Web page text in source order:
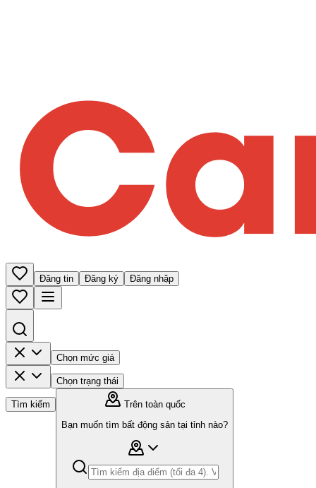
Đăng tin Đăng ký Đăng nhập
Chọn mức giá
Chọn trạng thái
Tìm kiếm
Trên toàn quốc
Bạn muốn tìm bất động sản tại tỉnh nào?